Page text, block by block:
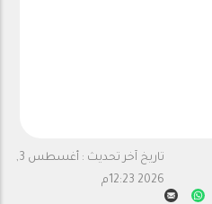
تاريخ آخر تحديث :
أغسطس 3,
2026 12:23م